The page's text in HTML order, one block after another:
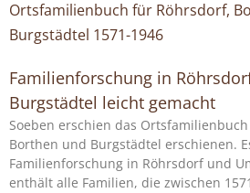
Familienforschung in
Burgstädtel leicht gemacht
Soeben erschien das
Borthen und Burgstädtel erschienen.
Familienforschung in Röhrsdorf und
enthält alle Familien, die zwischen